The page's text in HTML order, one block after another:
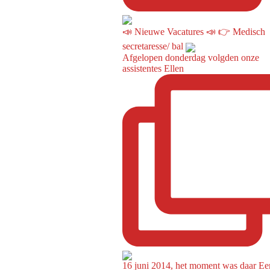
📣 Nieuwe Vacatures 📣 👉 Medisch
secretaresse/ bal
Afgelopen donderdag volgden onze
assistentes Ellen
16 juni 2014, het moment was daar